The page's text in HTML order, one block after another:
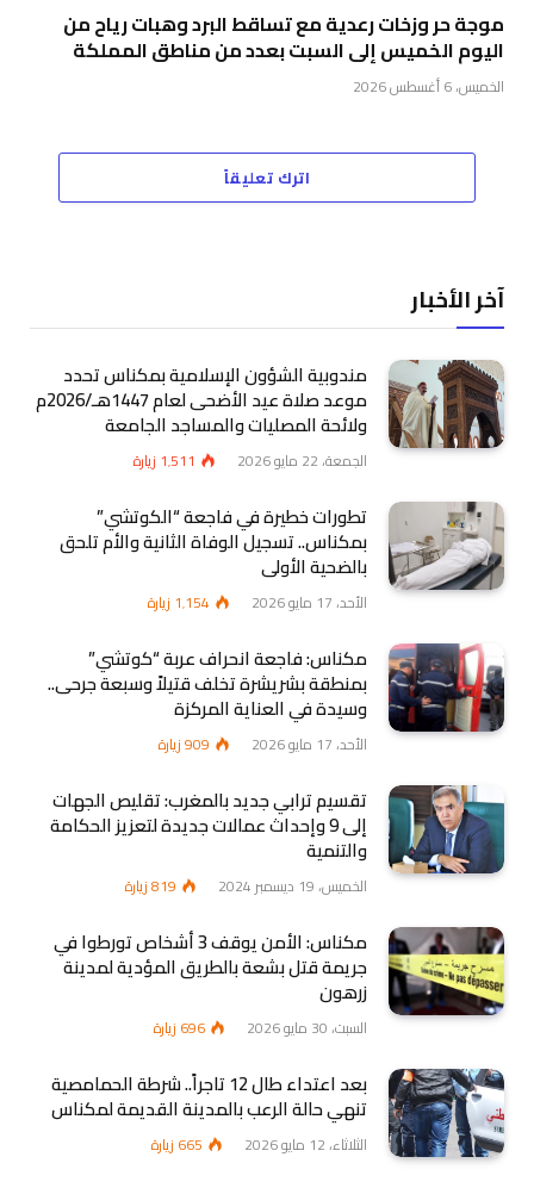
موجة حر وزخات رعدية مع تساقط البرد وهبات رياح من
اليوم الخميس إلى السبت بعدد من مناطق المملكة
الخميس، 6 أغسطس 2026
اترك تعليقاً
آخر الأخبار
مندوبية الشؤون الإسلامية بمكناس تحدد
موعد صلاة عيد الأضحى لعام 1447هـ/2026م
ولائحة المصليات والمساجد الجامعة
الجمعة، 22 مايو 2026 1٬511 زيارة
تطورات خطيرة في فاجعة “الكوتشي”
بمكناس.. تسجيل الوفاة الثانية والأم تلحق
بالضحية الأولى
الأحد، 17 مايو 2026 1٬154 زيارة
مكناس: فاجعة انحراف عربة “كوتشي”
بمنطقة بشريشرة تخلف قتيلاً وسبعة جرحى..
وسيدة في العناية المركزة
الأحد، 17 مايو 2026 909زيارة
تقسيم ترابي جديد بالمغرب: تقليص الجهات
إلى 9 وإحداث عمالات جديدة لتعزيز الحكامة
والتنمية
الخميس، 19 ديسمبر 2024 819زيارة
مكناس: الأمن يوقف 3 أشخاص تورطوا في
جريمة قتل بشعة بالطريق المؤدية لمدينة
زرهون
السبت، 30 مايو 2026 696 زيارة
بعد اعتداء طال 12 تاجراً.. شرطة الحمامصية
تنهي حالة الرعب بالمدينة القديمة لمكناس
الثلاثاء، 12 مايو 2026 665 زيارة